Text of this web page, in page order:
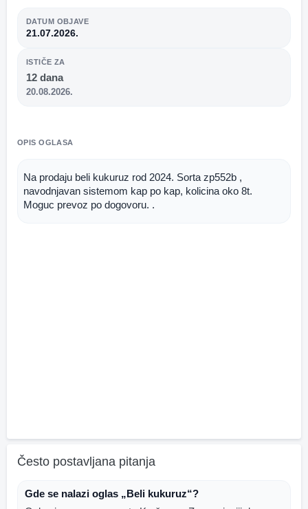
DATUM OBJAVE
21.07.2026.
ISTIČE ZA
12 dana
20.08.2026.
OPIS OGLASA
Na prodaju beli kukuruz rod 2024. Sorta zp552b ,
navodnjavan sistemom kap po kap, kolicina oko 8t.
Moguc prevoz po dogovoru. .
Često postavljana pitanja
Gde se nalazi oglas „Beli kukuruz“?